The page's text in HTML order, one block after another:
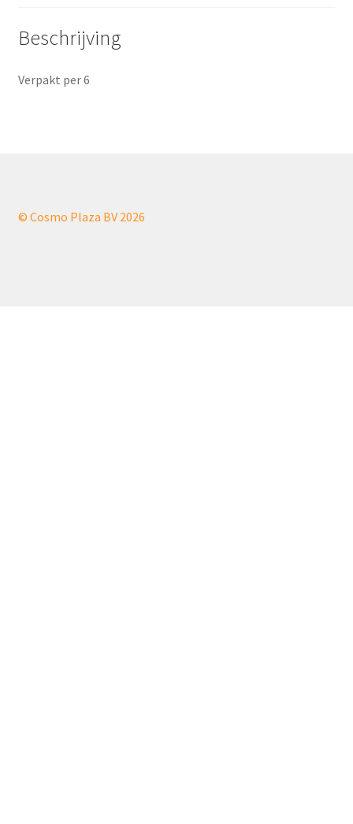
Beschrijving
Verpakt per 6
© Cosmo Plaza BV 2026